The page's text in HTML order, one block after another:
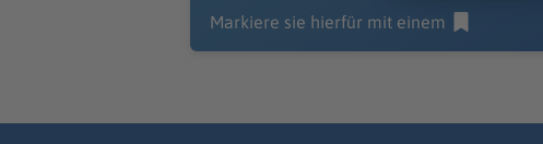
Markiere sie hierfür mit einem